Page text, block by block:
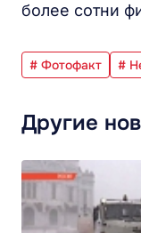
более сотни
# Фотофакт #
Другие